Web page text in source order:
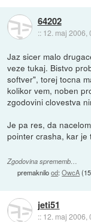
64202
:: 12. maj 2006,
Jaz sicer malo
veze tukaj. Bistvo
softver", torej tocna
kolikor vem, noben
zgodovini clovestva
Je pa res, da
pointer crasha, kar je
Zgodovina sprememb…
premaknilood:OwcA(
jeti51
:: 12. maj 2006,